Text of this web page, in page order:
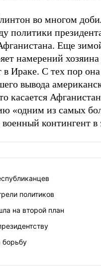
во многом
политики
Еще
намерений
в Ираке. С тех пор
вывода
касается
«одним из самых
контингент в
политиков
на второй план
борьбу